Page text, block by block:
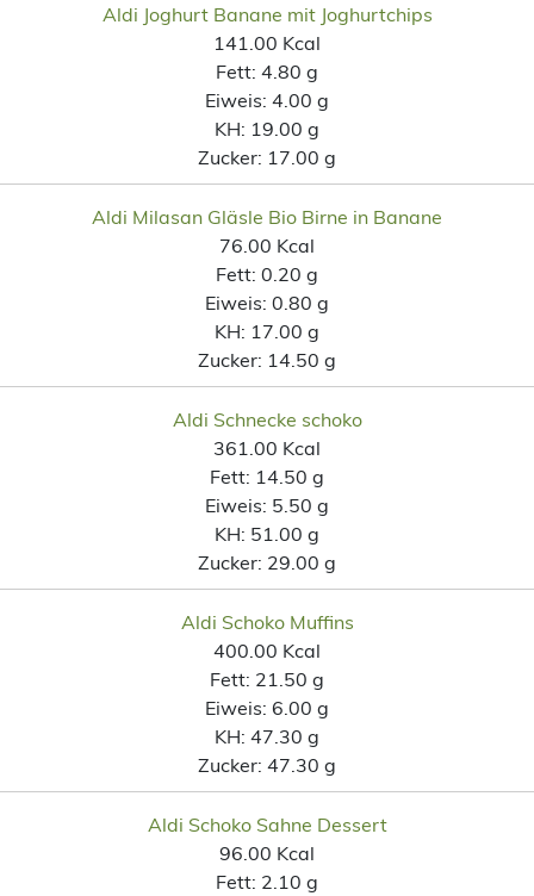
Aldi Joghurt Banane mit Joghurtchips
141.00 Kcal
Fett: 4.80 g
Eiweis: 4.00 g
KH: 19.00 g
Zucker: 17.00 g
Aldi Milasan Gläsle Bio Birne in Banane
76.00 Kcal
Fett: 0.20 g
Eiweis: 0.80 g
KH: 17.00 g
Zucker: 14.50 g
Aldi Schnecke schoko
361.00 Kcal
Fett: 14.50 g
Eiweis: 5.50 g
KH: 51.00 g
Zucker: 29.00 g
Aldi Schoko Muffins
400.00 Kcal
Fett: 21.50 g
Eiweis: 6.00 g
KH: 47.30 g
Zucker: 47.30 g
Aldi Schoko Sahne Dessert
96.00 Kcal
Fett: 2.10 g